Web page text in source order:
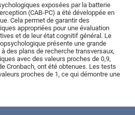
exposées par la batterie
(CAB-PC) a été développée en
Cela permet de garantir des
appropriées pour une évaluation
et de leur état cognitif général. Le
présente une grande
des plans de recherche transversaux,
avec des valeurs proches de 0,9,
Cronbach, ont été obtenues. Les tests
proches de 1, ce qui démontre une